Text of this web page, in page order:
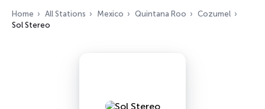
Home All Stations Mexico Quintana Roo
Cozumel
Sol Stereo